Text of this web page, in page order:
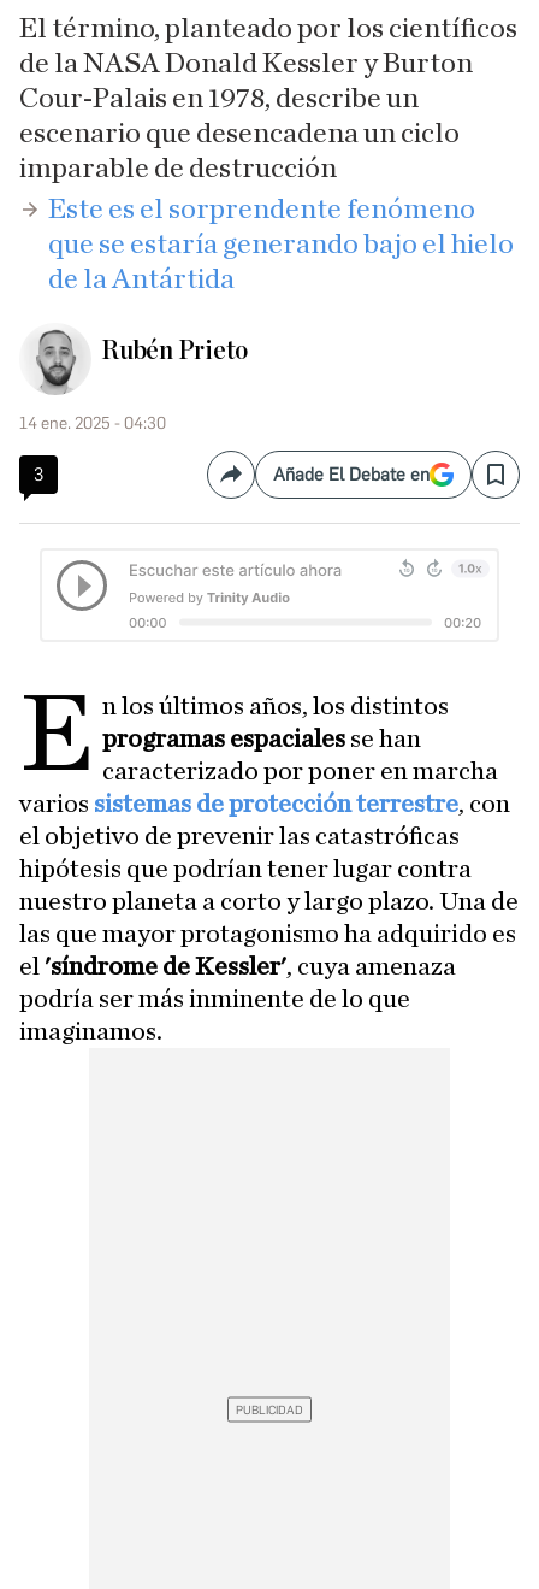
El término, planteado por los científicos
de la NASA Donald Kessler y Burton
Cour-Palais en 1978, describe un
escenario que desencadena un ciclo
imparable de destrucción
​Este es el sorprendente fenómeno
que se estaría generando bajo el hielo
de la Antártida
Rubén Prieto
14 ene. 2025 - 04:30
3 CompartirAñade El Debate en Save
E n los últimos años, los distintos
programas espaciales se han
caracterizado por poner en marcha
varios sistemas de protección terrestre, con
el objetivo de prevenir las catastróficas
hipótesis que podrían tener lugar contra
nuestro planeta a corto y largo plazo. Una de
las que mayor protagonismo ha adquirido es
el 'síndrome de Kessler', cuya amenaza
podría ser más inminente de lo que
imaginamos.